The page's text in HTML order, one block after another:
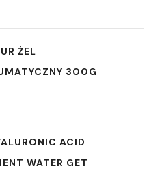
ŻEL
300G
ACID
WATER GET